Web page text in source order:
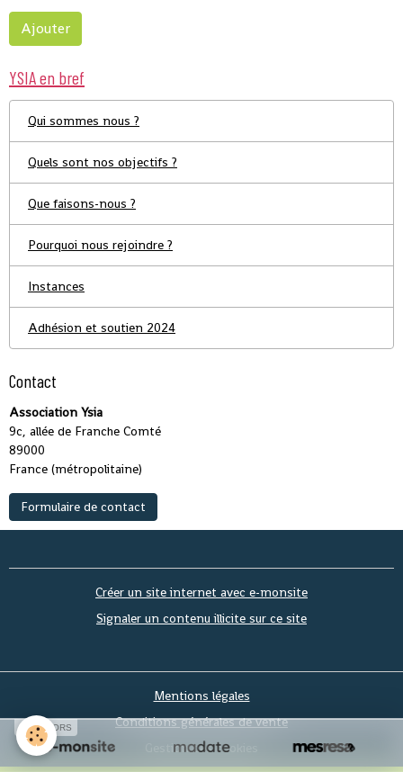
Ajouter
YSIA en bref
Qui sommes nous ?
Quels sont nos objectifs ?
Que faisons-nous ?
Pourquoi nous rejoindre ?
Instances
Adhésion et soutien 2024
Contact
Association Ysia
9c, allée de Franche Comté
89000
France (métropolitaine)
Formulaire de contact
Créer un site internet avec e-monsite
Signaler un contenu illicite sur ce site
Mentions légales
Conditions générales de vente
Gestion des cookies
SPONSORS